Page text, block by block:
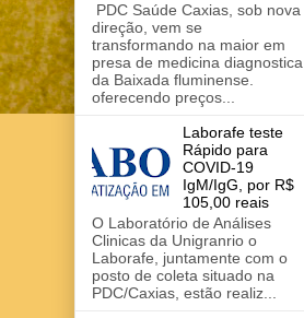
PDC Saúde Caxias, sob nova
direção, vem se
transformando na maior em
presa de medicina diagnostica
da Baixada fluminense.
oferecendo preços...
Laborafe teste
Rápido para
COVID-19
IgM/IgG, por R$
105,00 reais
O Laboratório de Análises
Clinicas da Unigranrio o
Laborafe, juntamente com o
posto de coleta situado na
PDC/Caxias, estão realiz...